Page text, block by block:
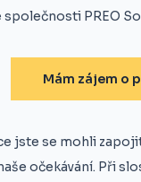
PREO
Mám zájem o
jste se mohli
očekávání. Při